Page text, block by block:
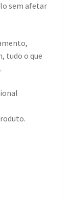
sem afetar
tudo o que